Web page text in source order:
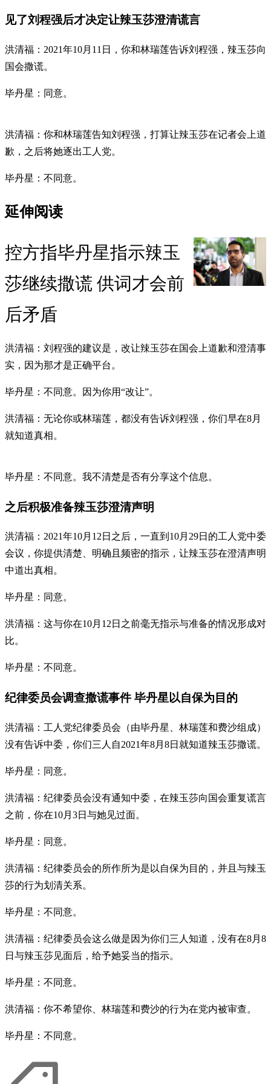
见了刘程强后才决定让辣玉莎澄清谎言
洪清福：2021年10月11日，你和林瑞莲告诉刘程强，辣玉莎向
国会撒谎。
毕丹星：同意。
洪清福：你和林瑞莲告知刘程强，打算让辣玉莎在记者会上道
歉，之后将她逐出工人党。
毕丹星：不同意。
延伸阅读
控方指毕丹星指示辣玉
莎继续撒谎 供词才会前
后矛盾
洪清福：刘程强的建议是，改让辣玉莎在国会上道歉和澄清事
实，因为那才是正确平台。
毕丹星：不同意。因为你用“改让”。
洪清福：无论你或林瑞莲，都没有告诉刘程强，你们早在8月
就知道真相。
毕丹星：不同意。我不清楚是否有分享这个信息。
之后积极准备辣玉莎澄清声明
洪清福：2021年10月12日之后，一直到10月29日的工人党中委
会议，你提供清楚、明确且频密的指示，让辣玉莎在澄清声明
中道出真相。
毕丹星：同意。
洪清福：这与你在10月12日之前毫无指示与准备的情况形成对
比。
毕丹星：不同意。
纪律委员会调查撒谎事件 毕丹星以自保为目的
洪清福：工人党纪律委员会（由毕丹星、林瑞莲和费沙组成）
没有告诉中委，你们三人自2021年8月8日就知道辣玉莎撒谎。
毕丹星：同意。
洪清福：纪律委员会没有通知中委，在辣玉莎向国会重复谎言
之前，你在10月3日与她见过面。
毕丹星：同意。
洪清福：纪律委员会的所作所为是以自保为目的，并且与辣玉
莎的行为划清关系。
毕丹星：不同意。
洪清福：纪律委员会这么做是因为你们三人知道，没有在8月8
日与辣玉莎见面后，给予她妥当的指示。
毕丹星：不同意。
洪清福：你不希望你、林瑞莲和费沙的行为在党内被审查。
毕丹星：不同意。